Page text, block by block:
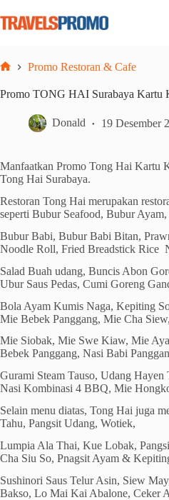
to
content
Promo Restoran & Cafe
Promo TONG HAI Surabaya Kartu
Donald 19 Desember
Manfaatkan Promo Tong Hai Kartu
Tong Hai Surabaya.
Restoran Tong Hai merupakan
seperti Bubur Seafood, Bubur Ayam,
Bubur Babi, Bubur Babi Bitan,
Noodle Roll, Fried Breadstick Rice
Salad Buah udang, Buncis Abon
Ubur Saus Pedas, Cumi Goreng
Bola Ayam Kumis Naga, Kepiting
Mie Bebek Panggang, Mie Cha Siew,
Mie Siobak, Mie Swe Kiaw, Mie
Bebek Panggang, Nasi Babi
Gurami Steam Tauso, Udang
Nasi Kombinasi 4 BBQ, Mie
Selain menu diatas, Tong Hai juga
Tahu, Pangsit Udang, Wotiek,
Lumpia Ala Thai, Kue Lobak,
Cha Siu So, Pnagsit Ayam &
Sushinori Saus Telur Asin, Siew
Bakso, Lo Mai Kai Abalone, Ceker